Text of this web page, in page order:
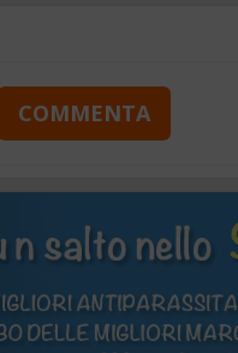
COMMENTA